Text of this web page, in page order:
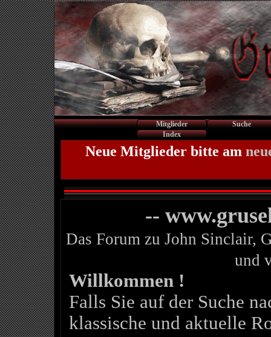
Mitglieder
Suche
Index
Neue Mitglieder bitte am
--
Das Forum zu John Sinclair,
und
Willkommen !
Falls Sie auf der Suche
klassische und aktuelle